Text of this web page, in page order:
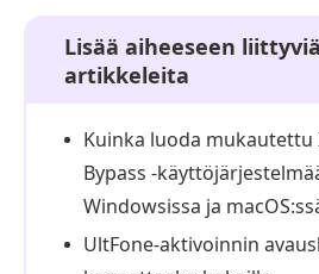
Lisää aiheeseen liittyviä
artikkeleita
Kuinka luoda mukautettu
Bypass -
Windowsissa ja
UltFone-aktivoinnin